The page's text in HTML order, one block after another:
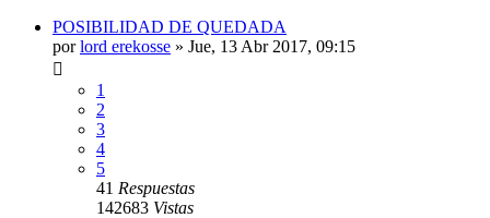
POSIBILIDAD DE QUEDADA
porlord erekosse » Jue, 13 Abr 2017, 09:15
1
2
3
4
5
41 Respuestas
142683 Vistas